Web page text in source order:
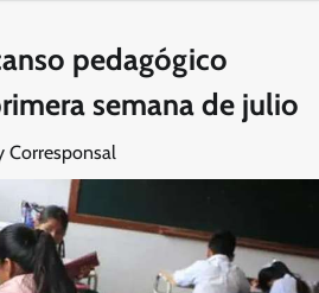
pedagógico
semana de julio
Corresponsal